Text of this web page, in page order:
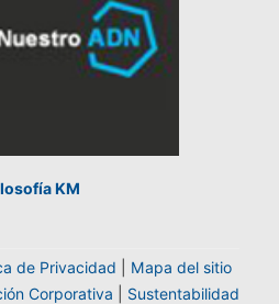
KM
de Privacidad
Mapa del sitio
Corporativa Sustentabilidad